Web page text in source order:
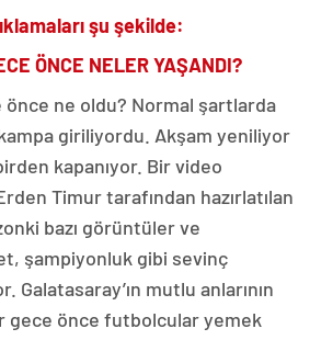
şu şekilde:
ÖNCE NELER YAŞANDI?
önce ne oldu? Normal şartlarda
giriliyordu. Akşam yeniliyor
kapanıyor. Bir video
Timur tarafından hazırlatılan
bazı görüntüler ve
şampiyonluk gibi sevinç
Galatasaray’ın mutlu anlarının
gece önce futbolcular yemek